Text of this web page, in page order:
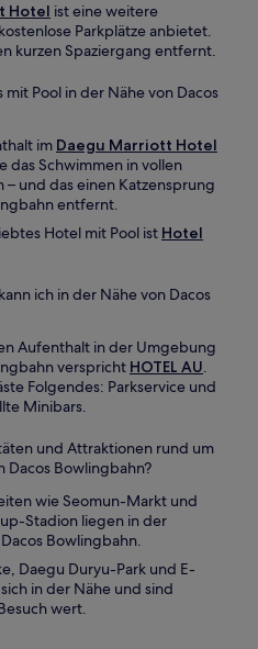
Hotel ist eine weitere
Parkplätze anbietet.
kurzen Spaziergang entfernt.
Pool in der Nähe von Dacos
im Daegu Marriott Hotel
das Schwimmen in vollen
und das einen Katzensprung
entfernt.
Hotel mit Pool ist Hotel
ich in der Nähe von Dacos
Aufenthalt in der Umgebung
verspricht HOTEL AU.
Folgendes: Parkservice und
Minibars.
und Attraktionen rund um
Dacos Bowlingbahn?
wie Seomun-Markt und
Stadion liegen in der
Bowlingbahn.
Daegu Duryu-Park und E-
in der Nähe und sind
wert.